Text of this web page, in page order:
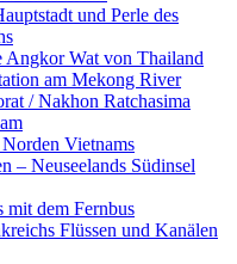
und Perle des
Angkor Wat von Thailand
am Mekong River
/ Nakhon Ratchasima
Vietnams
– Neuseelands Südinsel
mit dem Fernbus
Flüssen und Kanälen